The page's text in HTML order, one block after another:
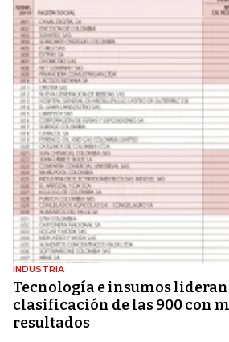
INDUSTRIA
Tecnología e insumos
clasificación de las 900 con
resultados